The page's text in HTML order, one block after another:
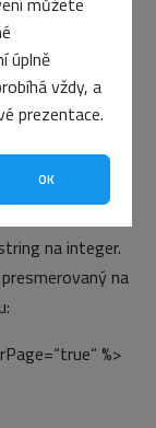
úplně
vždy, a
prezentace.
OK
a>“);
na integer.
na
%>